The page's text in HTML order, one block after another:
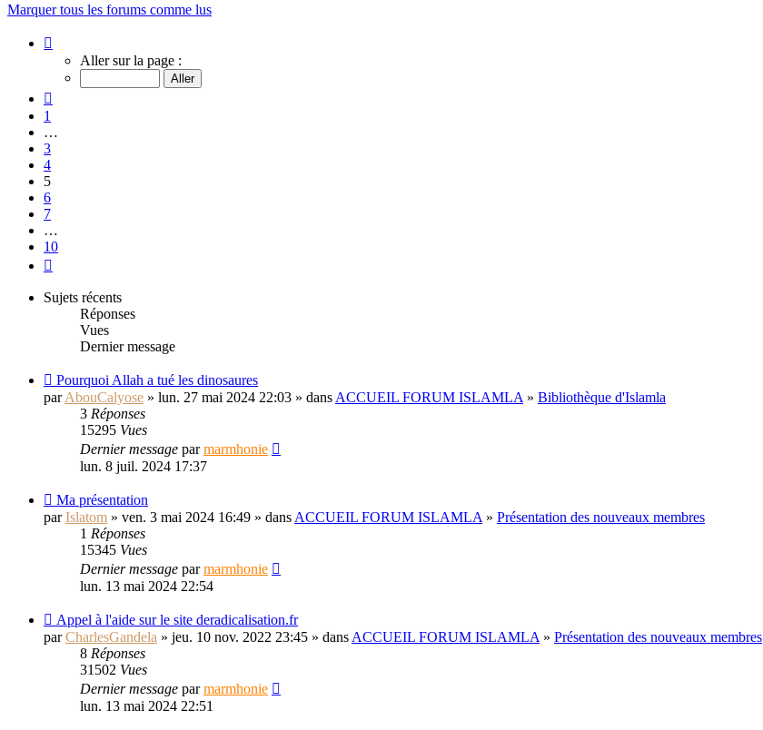
Marquer tous les forums comme lus
sur
Aller sur la page :
1
…
3
4
5
6
7
…
10
Sujets récents
Réponses
Vues
Dernier message
Pourquoi Allah a tué les dinosaures
parAbouCalyose » lun. 27 mai 2024 22:03 » dans ACCUEIL FORUM ISLAMLA » Bibliothèque d'Islamla
3 Réponses
15295 Vues
Dernier message parmarmhonie
lun. 8 juil. 2024 17:37
Ma présentation
parIslatom » ven. 3 mai 2024 16:49 » dans ACCUEIL FORUM ISLAMLA » Présentation des nouveaux membres
1 Réponses
15345 Vues
Dernier message parmarmhonie
lun. 13 mai 2024 22:54
Appel à l'aide sur le site deradicalisation.fr
parCharlesGandela » jeu. 10 nov. 2022 23:45 » dans ACCUEIL FORUM ISLAMLA » Présentation des nouveaux membres
8 Réponses
31502 Vues
Dernier message parmarmhonie
lun. 13 mai 2024 22:51